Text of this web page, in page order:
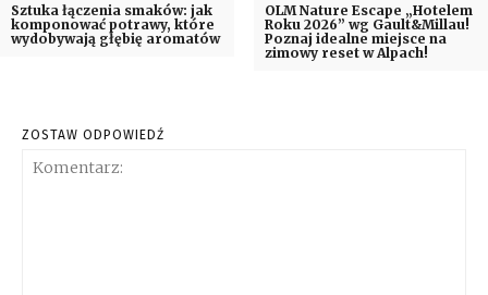
Sztuka łączenia smaków: jak
komponować potrawy, które
wydobywają głębię aromatów
OLM Nature Escape „Hotelem
Roku 2026” wg Gault&Millau!
Poznaj idealne miejsce na
zimowy reset w Alpach!
ZOSTAW ODPOWIEDŹ